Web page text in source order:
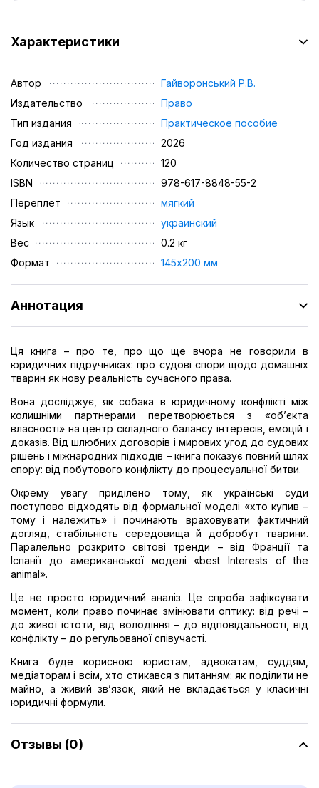
Характеристики
Автор
Гайворонський Р.В.
Издательство
Право
Тип издания
Практическое пособие
Год издания
2026
Количество страниц
120
ISBN
978-617-8848-55-2
Переплет
мягкий
Язык
украинский
Вес
0.2 кг
Формат
145х200 мм
Аннотация
Ця книга – про те, про що ще вчора не говорили в
юридичних підручниках: про судові спори щодо домашніх
тварин як нову реальність сучасного права.
Вона досліджує, як собака в юридичному конфлікті між
колишніми партнерами перетворюється з «об’єкта
власності» на центр складного балансу інтересів, емоцій і
доказів. Від шлюбних договорів і мирових угод до судових
рішень і міжнародних підходів – книга показує повний шлях
спору: від побутового конфлікту до процесуальної битви.
Окрему увагу приділено тому, як українські суди
поступово відходять від формальної моделі «хто купив –
тому і належить» і починають враховувати фактичний
догляд, стабільність середовища й добробут тварини.
Паралельно розкрито світові тренди – від Франції та
Іспанії до американської моделі «best Interests of the
animal».
Це не просто юридичний аналіз. Це спроба зафіксувати
момент, коли право починає змінювати оптику: від речі –
до живої істоти, від володіння – до відповідальності, від
конфлікту – до регульованої співучасті.
Книга буде корисною юристам, адвокатам, суддям,
медіаторам і всім, хто стикався з питанням: як поділити не
майно, а живий зв’язок, який не вкладається у класичні
юридичні формули.
Отзывы (0)